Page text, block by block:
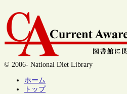
© 2006- National Diet Library
ホーム
トップ